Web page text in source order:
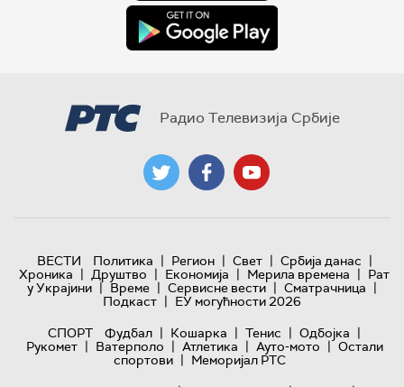
Радио Телевизија Србије
ВЕСТИ Политика | Регион | Свет | Србија данас |
Хроника | Друштво | Економија | Мерила времена | Рат
у Украјини | Време | Сервисне вести | Сматрачница |
Подкаст | ЕУ могућности 2026
СПОРТ
Фудбал | Кошарка | Тенис | Одбојка |
Рукомет | Ватерполо | Атлетика | Ауто-мото | Остали
спортови | Меморијал РТС